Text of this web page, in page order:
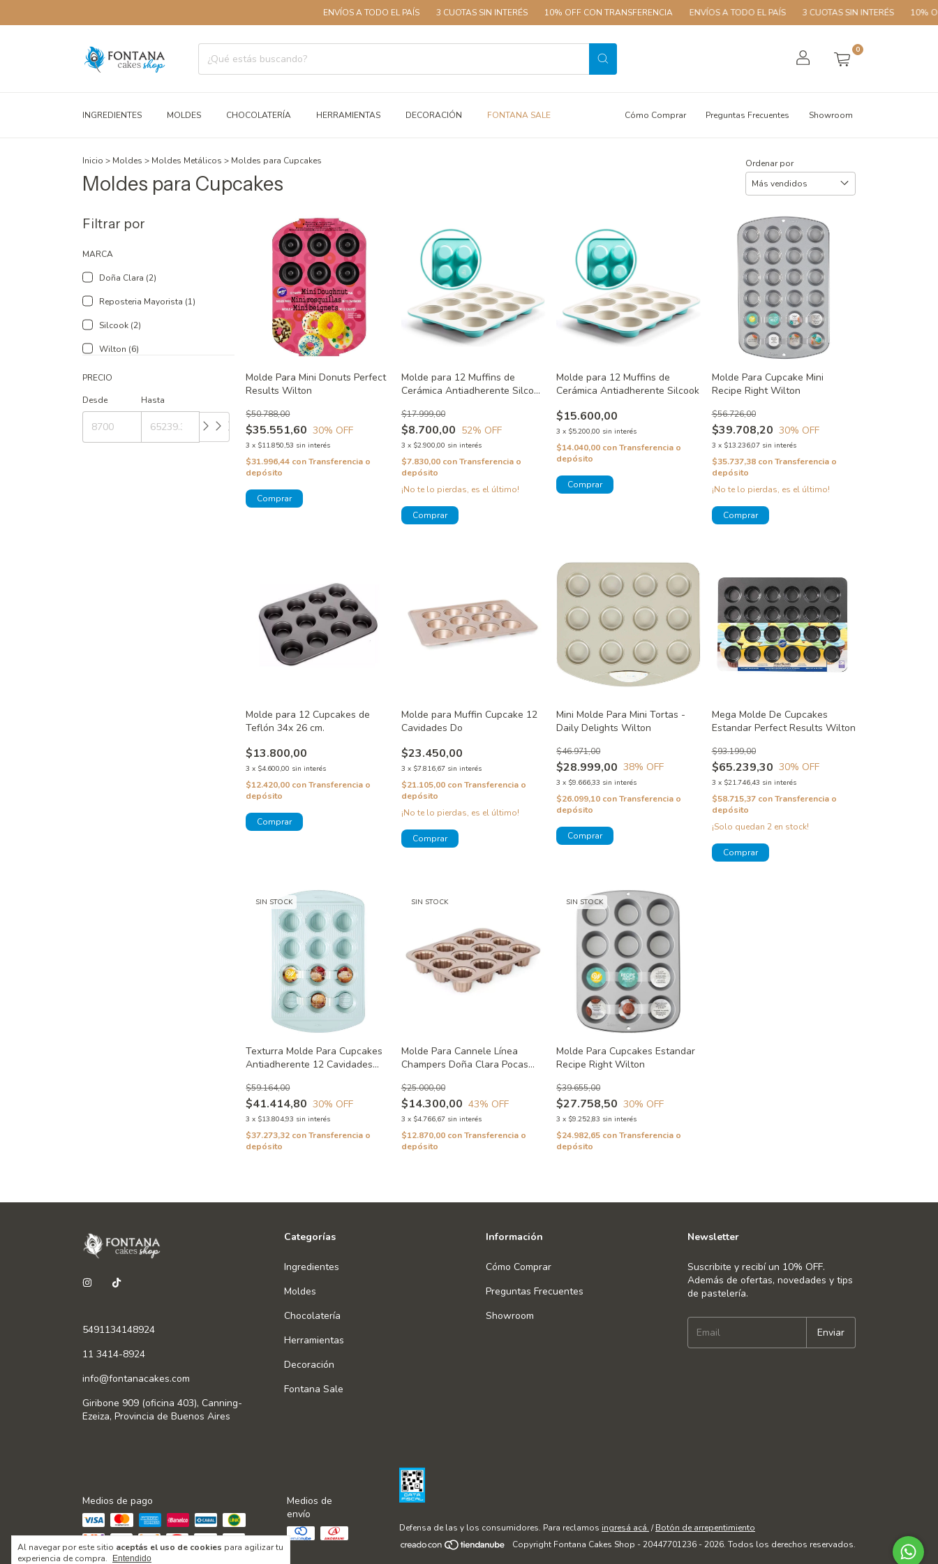
ENVÍOS A TODO EL PAÍS 3 CUOTAS SIN INTERÉS 10% OFF CON TRANSFERENCIA ENVÍOS A TODO EL PAÍS 3 CUOTAS SIN INTERÉS 10% OFF CON
0
INGREDIENTES MOLDES CHOCOLATERÍA HERRAMIENTAS DECORACIÓN FONTANA SALE Cómo Comprar Preguntas Frecuentes Showroom
Al navegar por este sitio aceptás el uso de cookies para agilizar tu
experiencia de compra.
Entendido
Inicio > Moldes > Moldes Metálicos > Moldes para Cupcakes
Moldes para Cupcakes
Ordenar por
Filtrar por
MARCA
Doña Clara (2)
Reposteria Mayorista (1)
Silcook (2)
Wilton (6)
PRECIO
Desde
Hasta
Molde Para Mini Donuts Perfect
Results Wilton
$35.551,60
$50.788,00
30% OFF
3 x $11.850,53 sin interés
$31.996,44 con Transferencia o
depósito
Molde para 12 Muffins de
Cerámica Antiadherente Silcook
$8.700,00
$17.999,00
52% OFF
3 x $2.900,00 sin interés
$7.830,00 con Transferencia o
depósito
¡No te lo pierdas, es el último!
Molde para 12 Muffins de
Cerámica Antiadherente Silcook
$15.600,00
3 x $5.200,00 sin interés
$14.040,00 conTransferencia o
depósito
Molde Para Cupcake Mini
Recipe Right Wilton
$39.708,20
$56.726,00
30% OFF
3 x $13.236,07 sin interés
$35.737,38 con Transferencia o
depósito
¡No te lo pierdas, es el último!
Molde para 12 Cupcakes de
Teflón 34x 26 cm.
$13.800,00
3 x $4.600,00 sin interés
$12.420,00 con Transferencia o
depósito
Molde para Muffin Cupcake 12
Cavidades Do
$23.450,00
3 x $7.816,67 sin interés
$21.105,00 con Transferencia o
depósito
¡No te lo pierdas, es el último!
Mini Molde Para Mini Tortas -
Daily Delights Wilton
$28.999,00
$46.971,00
38% OFF
3 x $9.666,33 sin interés
$26.099,10 conTransferencia o
depósito
Mega Molde De Cupcakes
Estandar Perfect Results Wilton
$65.239,30
$93.199,00
30% OFF
3 x $21.746,43 sin interés
$58.715,37 con Transferencia o
depósito
¡Solo quedan 2en stock!
SIN STOCK
Texturra Molde Para Cupcakes
Antiadherente 12 Cavidades
$41.414,80
$59.164,00
30% OFF
3 x $13.804,93 sin interés
$37.273,32 con Transferencia o
depósito
SIN STOCK
Molde Para Cannele Línea
Champers Doña Clara Pocas
$14.300,00
$25.000,00
43% OFF
3 x $4.766,67 sin interés
$12.870,00 con Transferencia o
depósito
SIN STOCK
Molde Para Cupcakes Estandar
Recipe Right Wilton
$27.758,50
$39.655,00
30% OFF
3 x $9.252,83 sin interés
$24.982,65 conTransferencia o
depósito
5491134148924
11 3414-8924
info@fontanacakes.com
Giribone 909 (oficina 403), Canning-
Ezeiza, Provincia de Buenos Aires
Categorías
Ingredientes
Moldes
Chocolatería
Herramientas
Decoración
Fontana Sale
Información
Cómo Comprar
Preguntas Frecuentes
Showroom
Newsletter
Suscribite y recibí un 10% OFF.
Además de ofertas, novedades y tips
de pastelería.
Medios de pago
Medios de
envío
Defensa de las y los consumidores. Para reclamos ingresá acá. / Botón de arrepentimiento
Copyright Fontana Cakes Shop - 20447701236 - 2026. Todos los derechos reservados.